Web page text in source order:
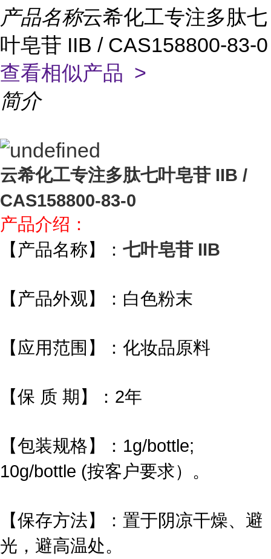
产品名称云希化工专注多肽七
叶皂苷 IIB / CAS158800-83-0
查看相似产品 >
简介
云希化工专注多肽七叶皂苷 IIB /
CAS158800-83-0
产品介绍：
【产品名称】： 七叶皂苷 IIB
【产品外观】：白色粉末
【应用范围】：化妆品原料
【保 质 期】：2年
【包装规格】：1g/bottle;
10g/bottle (按客户要求）。
【保存方法】：置于阴凉干燥、避
光，避高温处。